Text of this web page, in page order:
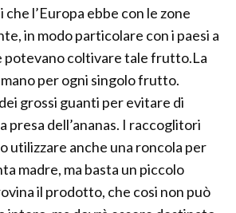
che l’Europa ebbe con le zone
in modo particolare con i paesi a
potevano coltivare tale frutto.La
per ogni singolo frutto.
grossi guanti per evitare di
presa dell’ananas. I raccoglitori
utilizzare anche una roncola per
madre, ma basta un piccolo
il prodotto, che cosi non può